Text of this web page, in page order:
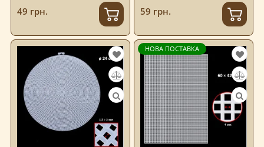
49 грн. 59 грн.
НОВА ПОСТАВКА